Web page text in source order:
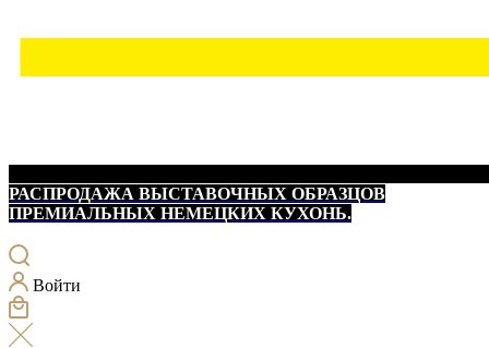
РАСПРОДАЖА ВЫСТАВОЧНЫХ ОБРАЗЦОВ
ПРЕМИАЛЬНЫХ НЕМЕЦКИХ КУХОНЬ.
Войти